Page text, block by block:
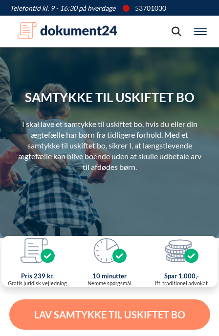
Telefontid kl. 9 - 16:30 på hverdage 53701030
Vis
Søg
SAMTYKKE TIL USKIFTET BO
I skal lave et samtykke til uskiftet bo, hvis du eller din
ægtefælle har børn fra tidligere forhold. Med et
samtykke til uskiftet bo, sikrer I, at længstlevende
ægtefælle kan blive boende uden at skulle udbetale arv
til afdødes børn.
Pris 239 kr.
Gratis juridisk vejledning
10 minutter
Nemme spørgsmål
Spar 1.000,-
Ift. traditionel advokat
LAV SAMTYKKE TIL USKIFTET BO